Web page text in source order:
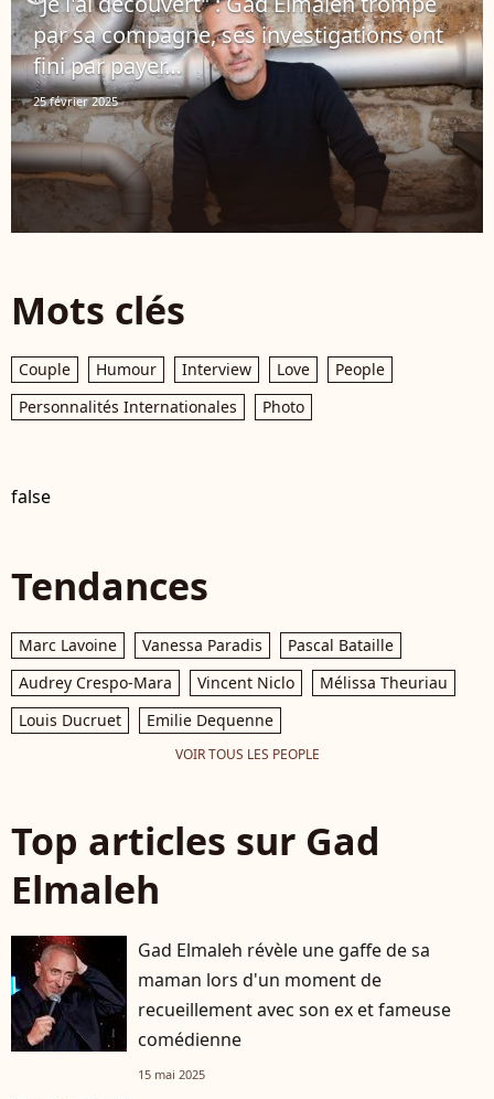
par sa compagne, ses investigations ont
fini par payer…
25 février 2025
Mots clés
Couple Humour Interview Love
People
Personnalités Internationales
Photo
false
Tendances
Marc Lavoine Vanessa Paradis
Pascal Bataille
Audrey Crespo-Mara
Vincent Niclo
Mélissa Theuriau
Louis Ducruet
Emilie Dequenne
VOIR TOUS LES PEOPLE
Top articles sur Gad
Elmaleh
Gad Elmaleh révèle une gaffe de sa
maman lors d'un moment de
recueillement avec son ex et fameuse
comédienne
15 mai 2025